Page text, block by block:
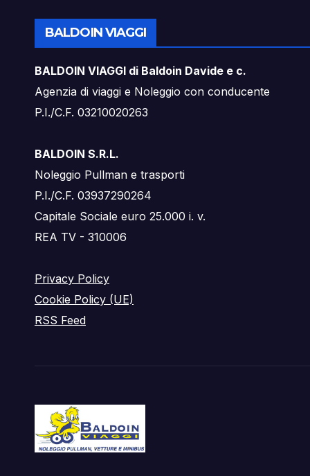
BALDOIN VIAGGI
BALDOIN VIAGGI di Baldoin Davide e c.
Agenzia di viaggi e Noleggio con conducente
P.I./C.F. 03210020263
BALDOIN S.R.L.
Noleggio Pullman e trasporti
P.I./C.F. 03937290264
Capitale Sociale euro 25.000 i. v.
REA TV - 310006
Privacy Policy
Cookie Policy (UE)
RSS Feed